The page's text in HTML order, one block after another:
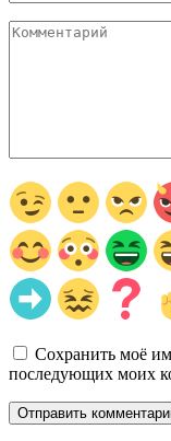
Комментарий
Сохранить моё
последующих моих